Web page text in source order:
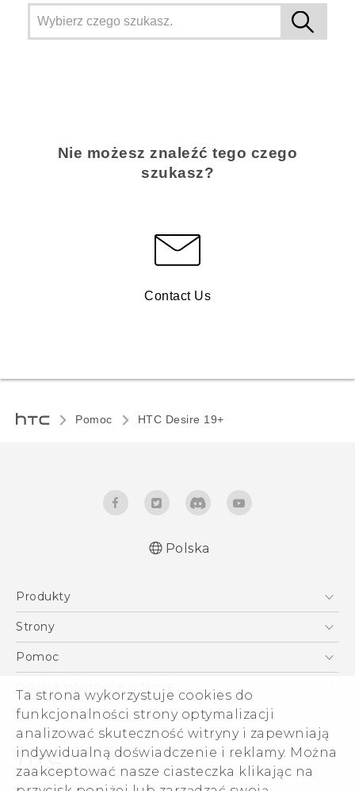
Ta strona wykorzystuje cookies do
funkcjonalności strony optymalizacji
analizować skuteczność witryny i zapewniają
indywidualną doświadczenie i reklamy. Można
zaakceptować nasze ciasteczka klikając na
Nie możesz znaleźć tego czego
szukasz?
Contact Us
Pomoc ‎HTC Desire 19+‎‎
Polish - Skrócony przewodnik
Polska
Produkty
Smartfony
VIVE
Akcesoria
Strony
HTC Vive
Pomoc
Pomoc E-commerce
Ogólne informacje o firmie
ESG
Informacje o firmie
Dla inwestorów (angielski)